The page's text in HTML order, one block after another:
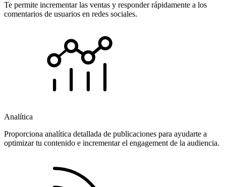
Te permite incrementar las ventas y responder rápidamente a los
comentarios de usuarios en redes sociales.
Analítica
Proporciona analítica detallada de publicaciones para ayudarte a
optimizar tu contenido e incrementar el engagement de la audiencia.